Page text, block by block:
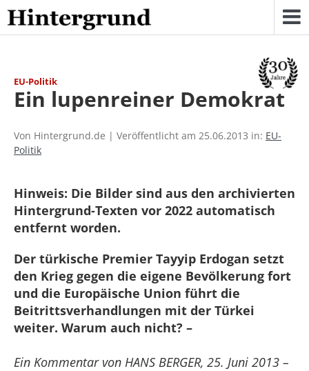
Skip
to
content
EU-Politik
Ein lupenreiner Demokrat
Von Hintergrund.de | Veröffentlicht am 25.06.2013 in: EU-
Politik
Hinweis: Die Bilder sind aus den archivierten
Hintergrund-Texten vor 2022 automatisch
entfernt worden.
Der türkische Premier Tayyip Erdogan setzt
den Krieg gegen die eigene Bevölkerung fort
und die Europäische Union führt die
Beitrittsverhandlungen mit der Türkei
weiter. Warum auch nicht? –
Ein Kommentar von HANS BERGER, 25. Juni 2013 –